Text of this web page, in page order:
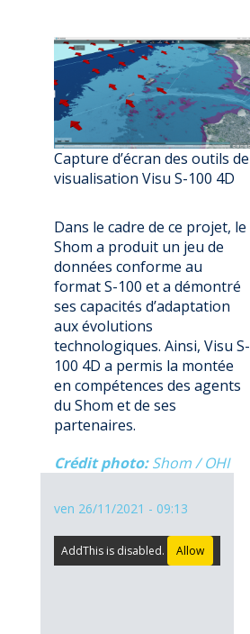
Capture d’écran des outils de
visualisation Visu S-100 4D
Dans le cadre de ce projet, le
Shom a produit un jeu de
données conforme au
format S-100 et a démontré
ses capacités d’adaptation
aux évolutions
technologiques. Ainsi, Visu S-
100 4D a permis la montée
en compétences des agents
du Shom et de ses
partenaires.
Crédit photo Shom / OHI
ven 26/11/2021 - 09:13
AddThis is disabled. Allow